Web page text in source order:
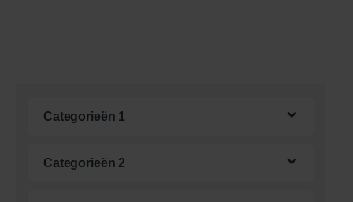
Categorieën 1
Categorieën 2